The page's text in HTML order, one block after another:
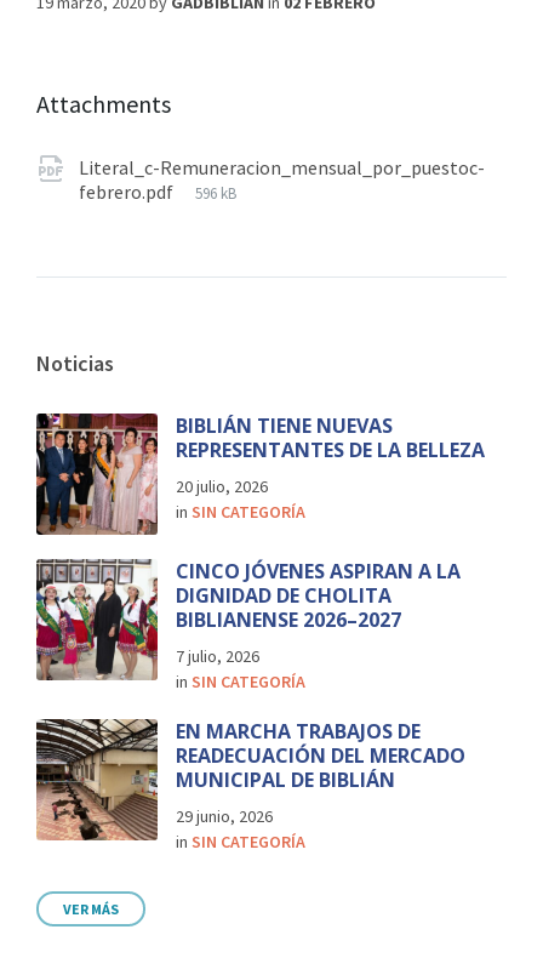
Attachments
Literal_c-Remuneracion_mensual_por_puestoc-
febrero.pdf
596 kB
Noticias
BIBLIÁN TIENE NUEVAS
REPRESENTANTES DE LA BELLEZA
20 julio, 2026
in SIN CATEGORÍA
CINCO JÓVENES ASPIRAN A LA
DIGNIDAD DE CHOLITA
BIBLIANENSE 2026–2027
7 julio, 2026
in SIN CATEGORÍA
EN MARCHA TRABAJOS DE
READECUACIÓN DEL MERCADO
MUNICIPAL DE BIBLIÁN
29 junio, 2026
in SIN CATEGORÍA
VER MÁS